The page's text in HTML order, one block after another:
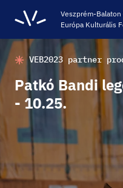
Veszprém-Balaton
Európa Kulturális
Keresés
VESZPRÉM-
Patkó Bandi
- 10.25.
VEB2023 partner